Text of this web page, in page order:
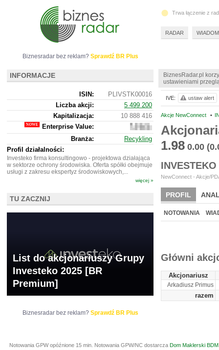
BiznesRadar.pl
ustawieniami
Akcje NewConnect •
1.98 0.00
NewConnect - Akcje/
PROFIL
BR LAB
NOTOWANIA
Główni
Akcjonariusz
Arkadiusz Primus
razem
IVE: ustaw alert
Biznesradar bez reklam? Sprawdź BR Plus
INFORMACJE
ISIN:
PLIVSTK00016
Liczba akcji:
5 499 200
Kapitalizacja:
10 888 416
Enterprise Value:
13
343
416
Branża:
Recykling
Profil działalności:
Investeko firma konsultingowo - projektowa działająca
w sektorze ochrony środowiska. Oferta spółki obejmuje
usługi z zakresu ekspertyz środowiskowych,...
więcej »
TU ZACZNIJ
List do akcjonariuszy Grupy
Investeko 2025 [BR
Premium]
Biznesradar bez reklam? Sprawdź BR Plus
Trwa łączenie z
RADAR
Notowania GPW opóźnione 15 min. Notowania GPW/NC dostarcza Dom Maklerski